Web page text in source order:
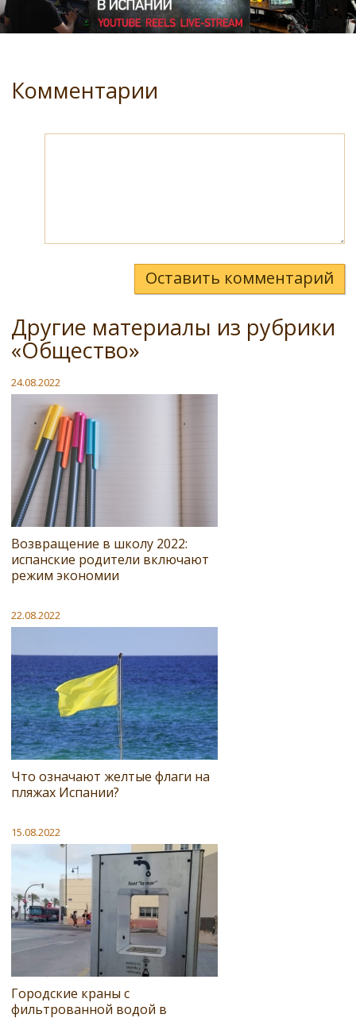
Комментарии
Оставить комментарий
Другие материалы из рубрики
«Общество»
24.08.2022
Возвращение в школу 2022:
испанские родители включают
режим экономии
22.08.2022
Что означают желтые флаги на
пляжах Испании?
15.08.2022
Городские краны с
фильтрованной водой в